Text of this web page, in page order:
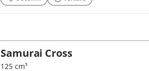
Samurai Cross
125 cm³